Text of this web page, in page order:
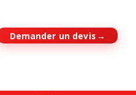
Demander un devis